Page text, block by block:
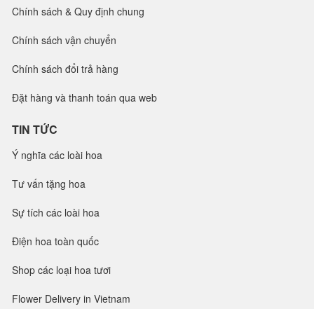
Chính sách & Quy định chung
Chính sách vận chuyển
Chính sách đổi trả hàng
Đặt hàng và thanh toán qua web
TIN TỨC
Ý nghĩa các loài hoa
Tư vấn tặng hoa
Sự tích các loài hoa
Điện hoa toàn quốc
Shop các loại hoa tươi
Flower Delivery in Vietnam